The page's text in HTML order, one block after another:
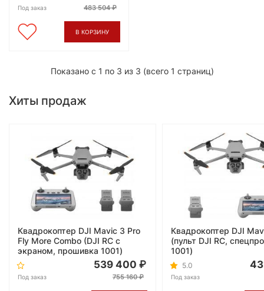
Под заказ 483 504
В КОРЗИНУ
Показано с 1 по 3 из 3 (всего 1 страниц)
Хиты продаж
Квадрокоптер DJI Mavic 3 Pro
Fly More Combo (DJI RC с
экраном, прошивка 1001)
Под заказ
539 400
755 160
Квадрокоптер DJI
(пульт DJI RC,
1001)
5.0
Под заказ